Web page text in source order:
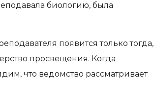
биологию, была
появится только тогда,
просвещения. Когда
что ведомство рассматривает